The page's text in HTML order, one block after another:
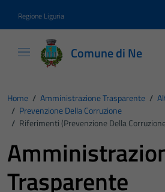
Regione Liguria
Comune di Ne
Home / Amministrazione Trasparente /
/ Prevenzione Della Corruzione
/ Riferimenti (Prevenzione Della
Trasparente